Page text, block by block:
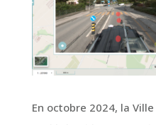
En octobre 2024, la